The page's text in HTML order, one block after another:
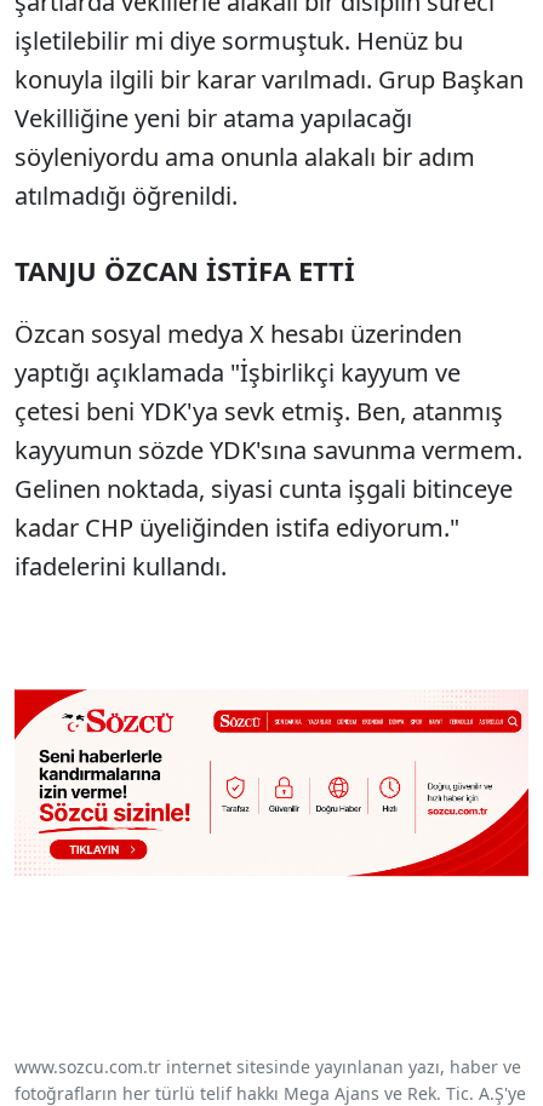
işletilebilir mi diye sormuştuk. Henüz bu
konuyla ilgili bir karar varılmadı. Grup Başkan
Vekilliğine yeni bir atama yapılacağı
söyleniyordu ama onunla alakalı bir adım
atılmadığı öğrenildi.
TANJU ÖZCAN İSTİFA ETTİ
Özcan sosyal medya X hesabı üzerinden
yaptığı açıklamada "İşbirlikçi kayyum ve
çetesi beni YDK'ya sevk etmiş. Ben, atanmış
kayyumun sözde YDK'sına savunma vermem.
Gelinen noktada, siyasi cunta işgali bitinceye
kadar CHP üyeliğinden istifa ediyorum."
ifadelerini kullandı.
www.sozcu.com.tr internet sitesinde yayınlanan yazı, haber ve
fotoğrafların her türlü telif hakkı Mega Ajans ve Rek. Tic. A.Ş'ye